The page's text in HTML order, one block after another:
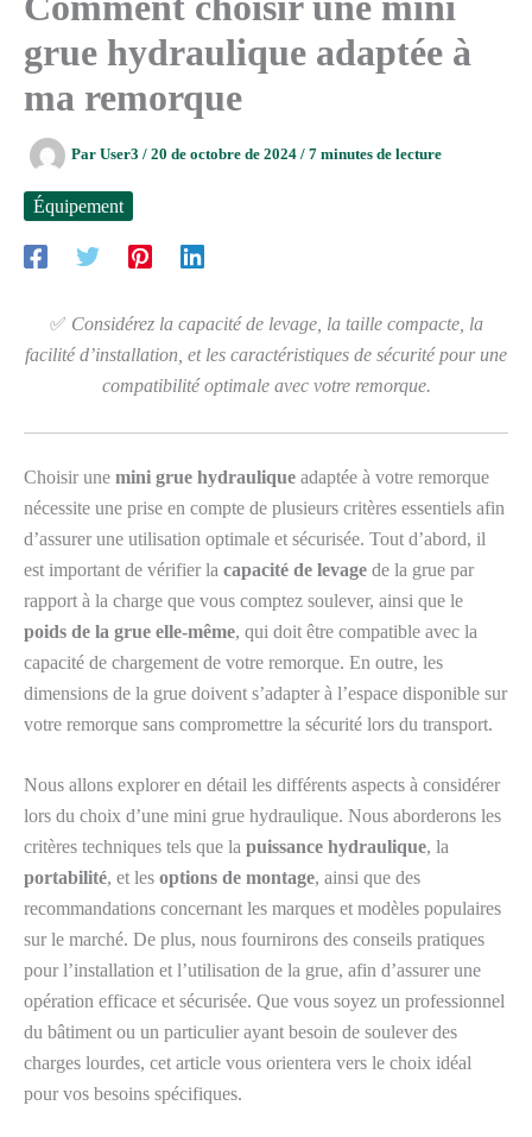
grue hydraulique adaptée à
ma remorque
Par User3 / 20 de octobre de 2024 / 7 minutes de lecture
Équipement
✅ Considérez la capacité de levage, la taille compacte, la
facilité d’installation, et les caractéristiques de sécurité pour une
compatibilité optimale avec votre remorque.
Choisir une mini grue hydraulique adaptée à votre remorque
nécessite une prise en compte de plusieurs critères essentiels afin
d’assurer une utilisation optimale et sécurisée. Tout d’abord, il
est important de vérifier la capacité de levage de la grue par
rapport à la charge que vous comptez soulever, ainsi que le
poids de la grue elle-même, qui doit être compatible avec la
capacité de chargement de votre remorque. En outre, les
dimensions de la grue doivent s’adapter à l’espace disponible sur
votre remorque sans compromettre la sécurité lors du transport.
Nous allons explorer en détail les différents aspects à considérer
lors du choix d’une mini grue hydraulique. Nous aborderons les
critères techniques tels que la puissance hydraulique, la
portabilité, et les options de montage, ainsi que des
recommandations concernant les marques et modèles populaires
sur le marché. De plus, nous fournirons des conseils pratiques
pour l’installation et l’utilisation de la grue, afin d’assurer une
opération efficace et sécurisée. Que vous soyez un professionnel
du bâtiment ou un particulier ayant besoin de soulever des
charges lourdes, cet article vous orientera vers le choix idéal
pour vos besoins spécifiques.